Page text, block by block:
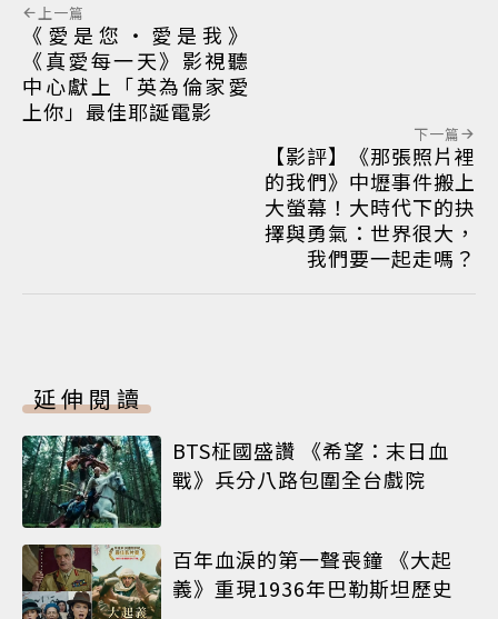
上一篇
《愛是您・愛是我》
《真愛每一天》影視聽
中心獻上「英為倫家愛
上你」最佳耶誕電影
下一篇
【影評】《那張照片裡
的我們》中壢事件搬上
大螢幕！大時代下的抉
擇與勇氣：世界很大，
我們要一起走嗎？
延伸閱讀
BTS柾國盛讚 《希望：末日血
戰》兵分八路包圍全台戲院
百年血淚的第一聲喪鐘 《大起
義》重現1936年巴勒斯坦歷史